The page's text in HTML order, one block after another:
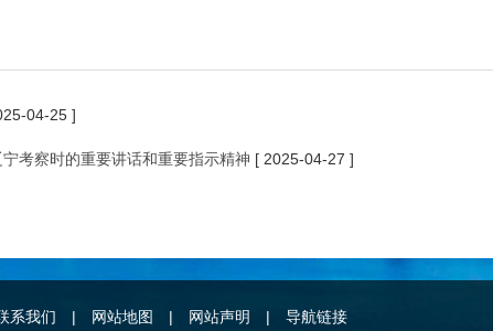
04-25 ]
考察时的重要讲话和重要指示精神 [ 2025-04-27 ]
系我们 | 网站地图 | 网站声明 | 导航链接